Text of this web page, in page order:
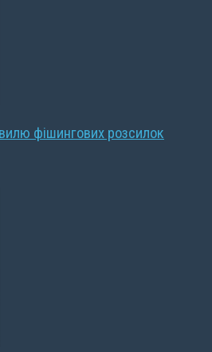
фішингових розсилок